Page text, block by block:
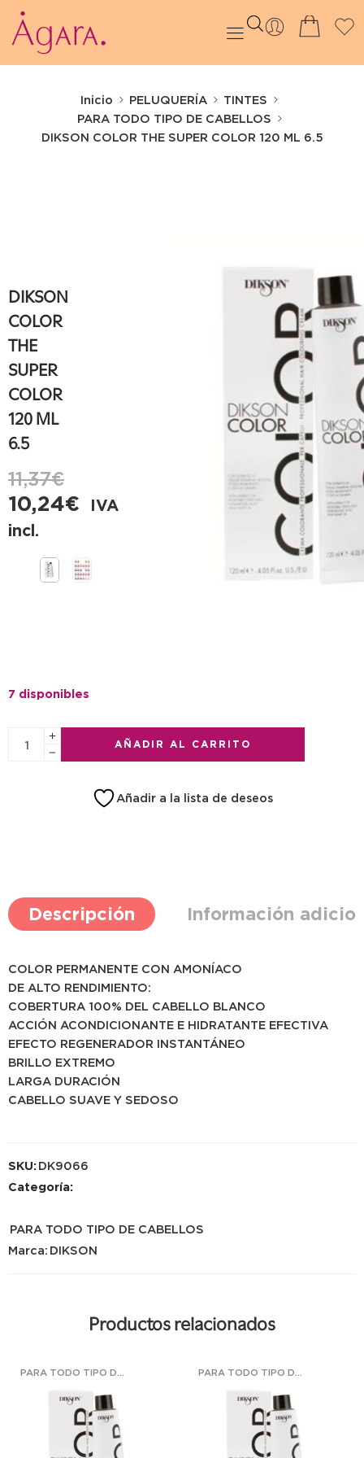
Inicio PELUQUERÍA
TINTES
PARA TODO TIPO DE CABELLOS
DIKSON COLOR THE SUPER COLOR 120 ML 6.5
DIKSON
COLOR
THE
SUPER
COLOR
120 ML
6.5
11,37€
10,24€
IVA
incl.
7 disponibles
AÑADIR AL CARRITO
Añadir a la lista de deseos
Descripción Información
COLOR PERMANENTE CON AMONÍACO
DE ALTO RENDIMIENTO:
COBERTURA 100% DEL CABELLO BLANCO
ACCIÓN ACONDICIONANTE E HIDRATANTE EFECTIVA
EFECTO REGENERADOR INSTANTÁNEO
BRILLO EXTREMO
LARGA DURACIÓN
CABELLO SUAVE Y SEDOSO
SKU:DK9066
Categoría:
PARA TODO TIPO DE CABELLOS
Marca: DIKSON
Productos relacionados
PARA TODO TIPO DE CABELLOS PARA TODO TIPO DE CABELLOS